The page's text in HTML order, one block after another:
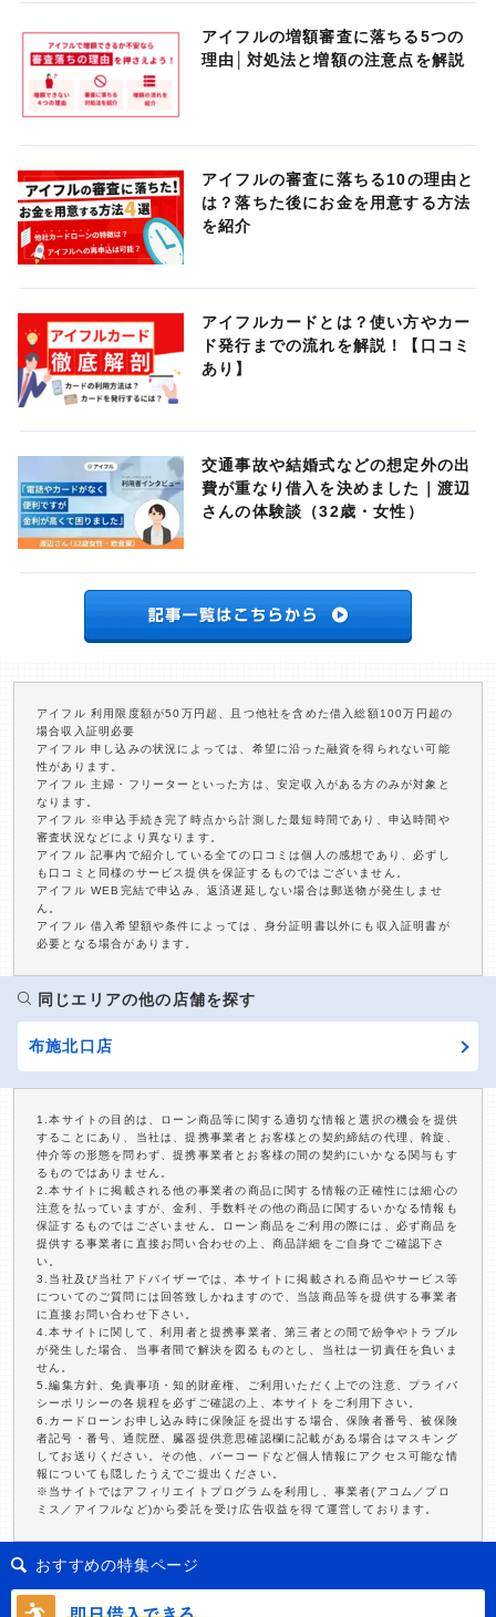
アイフルの増額審査に落ちる5つの
理由│対処法と増額の注意点を解説
アイフルの審査に落ちる10の理由と
は？落ちた後にお金を用意する方法
を紹介
アイフルカードとは？使い方やカー
ド発行までの流れを解説！【口コミ
あり】
交通事故や結婚式などの想定外の出
費が重なり借入を決めました｜渡辺
さんの体験談（32歳・女性）
アイフル 利用限度額が50万円超、且つ他社を含めた借入総額100万円超の
場合収入証明必要
アイフル 申し込みの状況によっては、希望に沿った融資を得られない可能
性があります。
アイフル 主婦・フリーターといった方は、安定収入がある方のみが対象と
なります。
アイフル ※申込手続き完了時点から計測した最短時間であり、申込時間や
審査状況などにより異なります。
アイフル 記事内で紹介している全ての口コミは個人の感想であり、必ずし
も口コミと同様のサービス提供を保証するものではございません。
アイフル WEB完結で申込み、返済遅延しない場合は郵送物が発生しませ
ん。
アイフル 借入希望額や条件によっては、身分証明書以外にも収入証明書が
必要となる場合があります。
同じエリアの他の店舗を探す
布施北口店
1.本サイトの目的は、ローン商品等に関する適切な情報と選択の機会を提供
することにあり、当社は、提携事業者とお客様との契約締結の代理、斡旋、
仲介等の形態を問わず、提携事業者とお客様の間の契約にいかなる関与もす
るものではありません。
2.本サイトに掲載される他の事業者の商品に関する情報の正確性には細心の
注意を払っていますが、金利、手数料その他の商品に関するいかなる情報も
保証するものではございません。ローン商品をご利用の際には、必ず商品を
提供する事業者に直接お問い合わせの上、商品詳細をご自身でご確認下さ
い。
3.当社及び当社アドバイザーでは、本サイトに掲載される商品やサービス等
についてのご質問には回答致しかねますので、当該商品等を提供する事業者
に直接お問い合わせ下さい。
4.本サイトに関して、利用者と提携事業者、第三者との間で紛争やトラブル
が発生した場合、当事者間で解決を図るものとし、当社は一切責任を負いま
せん。
5.編集方針、免責事項・知的財産権、ご利用いただく上での注意、プライバ
シーポリシーの各規程を必ずご確認の上、本サイトをご利用下さい。
6.カードローンお申し込み時に保険証を提出する場合、保険者番号、被保険
者記号・番号、通院歴、臓器提供意思確認欄に記載がある場合はマスキング
してお送りください。その他、バーコードなど個人情報にアクセス可能な情
報についても隠したうえでご提出ください。
※当サイトではアフィリエイトプログラムを利用し、事業者(アコム／プロ
ミス／アイフルなど)から委託を受け広告収益を得て運営しております。
おすすめの特集ページ